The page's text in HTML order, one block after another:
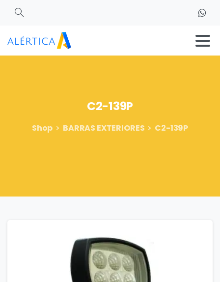
Search
C2-139P
Shop BARRAS EXTERIORES C2-139P